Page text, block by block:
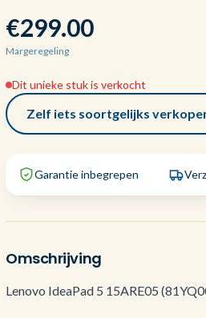
€299.00
Margeregeling
Dit unieke stuk is verkocht
Zelf iets soortgelijks
Garantie inbegrepen
Omschrijving
Lenovo IdeaPad 5 15ARE05